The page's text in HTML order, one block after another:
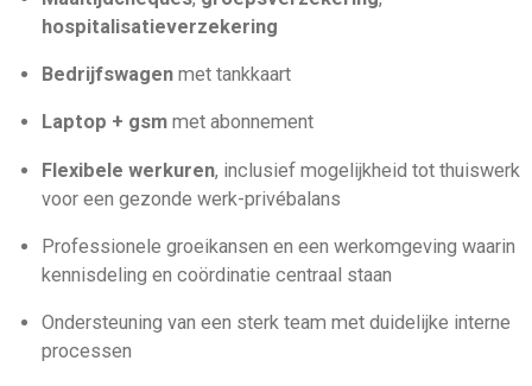
hospitalisatieverzekering
Bedrijfswagenmet tankkaart
Laptop + gsmmet abonnement
Flexibele werkuren, inclusief mogelijkheid tot thuiswerk
voor een gezonde werk-privébalans
Professionele groeikansen en een werkomgeving waarin
kennisdeling en coördinatie centraal staan
Ondersteuning van een sterk team met duidelijke interne
processen